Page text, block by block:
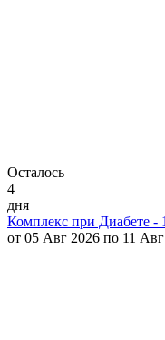
Осталось
4
дня
Комплекс при Диабете -
от 05 Авг 2026 по 11